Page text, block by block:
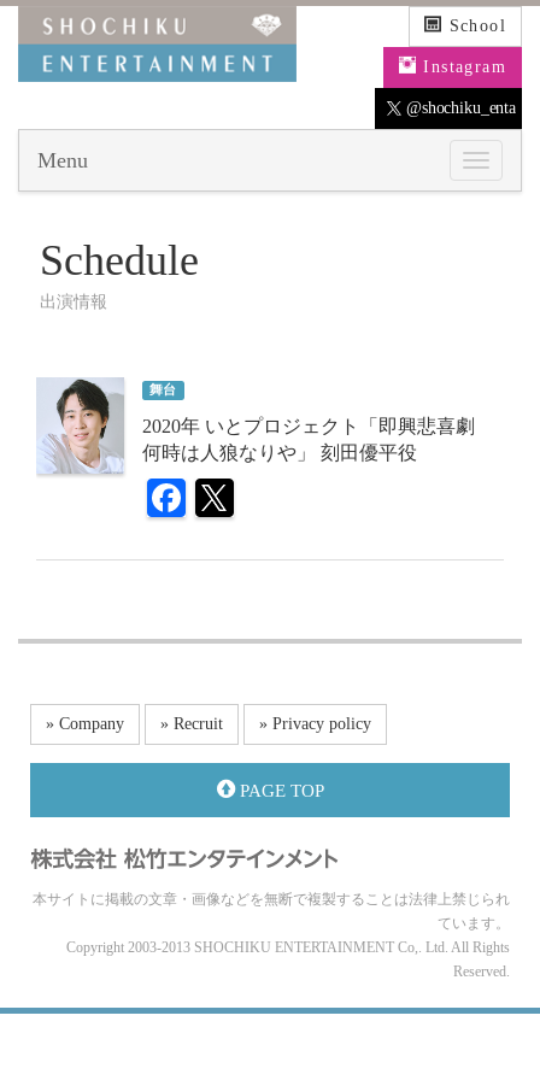
School
Instagram
@shochiku_enta
Menu
Schedule
出演情報
舞台
2020年 いとプロジェクト「即興悲喜劇
何時は人狼なりや」 刻田優平役
» Company » Recruit » Privacy policy
PAGE TOP
本サイトに掲載の文章・画像などを無断で複製することは法律上禁じられ
ています。
Copyright 2003-2013 SHOCHIKU ENTERTAINMENT Co,. Ltd. All Rights
Reserved.